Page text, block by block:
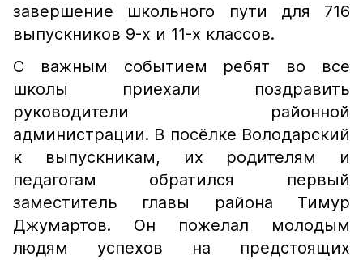
завершение школьного пути для 716
выпускников 9-х и 11-х классов.
С важным событием ребят во все
школы приехали поздравить
руководители районной
администрации. В посёлке Володарский
к выпускникам, их родителям и
педагогам обратился первый
заместитель главы района Тимур
Джумартов. Он пожелал молодым
людям успехов на предстоящих